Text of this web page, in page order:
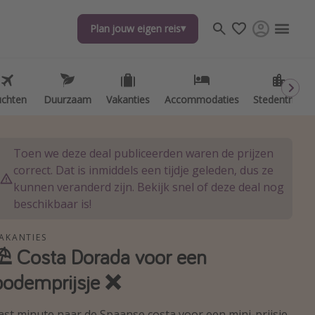
Plan jouw eigen reis
Duurzaam Vakanties Accommodaties Stedentrips
Plan jouw eigen reis
Duurzaam Vakanties Accommodaties Stedentrips
Toen we deze deal publiceerden waren de prijzen
correct. Dat is inmiddels een tijdje geleden, dus ze
kunnen veranderd zijn. Bekijk snel of deze deal nog
beschikbaar is!
Costa Dorada voor een
❌